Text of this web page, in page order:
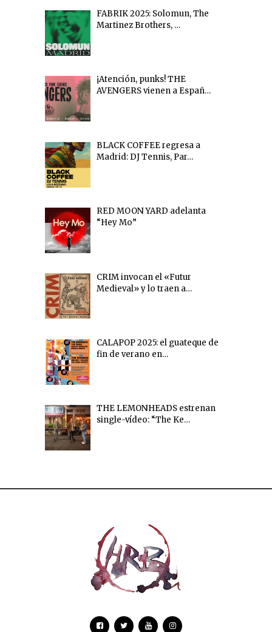
FABRIK 2025: Solomun, The
Martinez Brothers, …
¡Atención, punks! THE
AVENGERS vienen a Españ…
BLACK COFFEE regresa a
Madrid: DJ Tennis, Par…
RED MOON YARD adelanta
“Hey Mo”
CRIM invocan el «Futur
Medieval» y lo traen a…
CALAPOP 2025: el guateque de
fin de verano en…
THE LEMONHEADS estrenan
single-vídeo: “The Ke…